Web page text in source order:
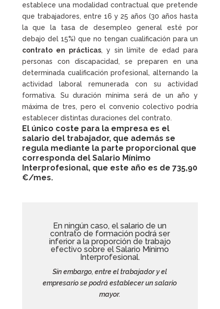
establece una modalidad contractual que pretende
que trabajadores, entre 16 y 25 años (30 años hasta
la que la tasa de desempleo general esté por
debajo del 15%) que no tengan cualificación para un
contrato en prácticas, y sin límite de edad para
personas con discapacidad, se preparen en una
determinada cualificación profesional, alternando la
actividad laboral remunerada con su actividad
formativa. Su duración mínima será de un año y
máxima de tres, pero el convenio colectivo podría
establecer distintas duraciones del contrato.
El único coste para la empresa es el
salario del trabajador, que además se
regula mediante la parte proporcional que
corresponda del Salario Mínimo
Interprofesional, que este año es de 735,90
€/mes.
En ningún caso, el salario de un
contrato de formación podrá ser
inferior a la proporción de trabajo
efectivo sobre el Salario Mínimo
Interprofesional.
Sin embargo, entre el trabajador y el
empresario se podrá establecer un salario
mayor.